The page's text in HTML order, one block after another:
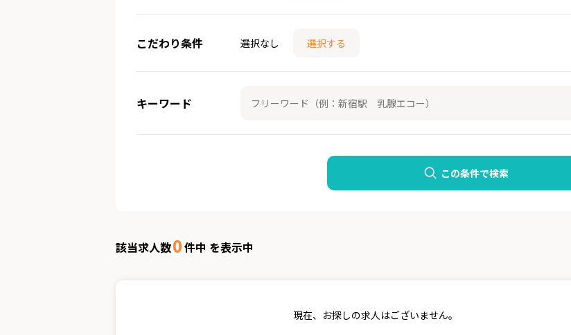
こだわり条件 選択なし 選択する
キーワード
この条件で検索
該当求人数0件中 を表示中
現在、お探しの求人はございません。